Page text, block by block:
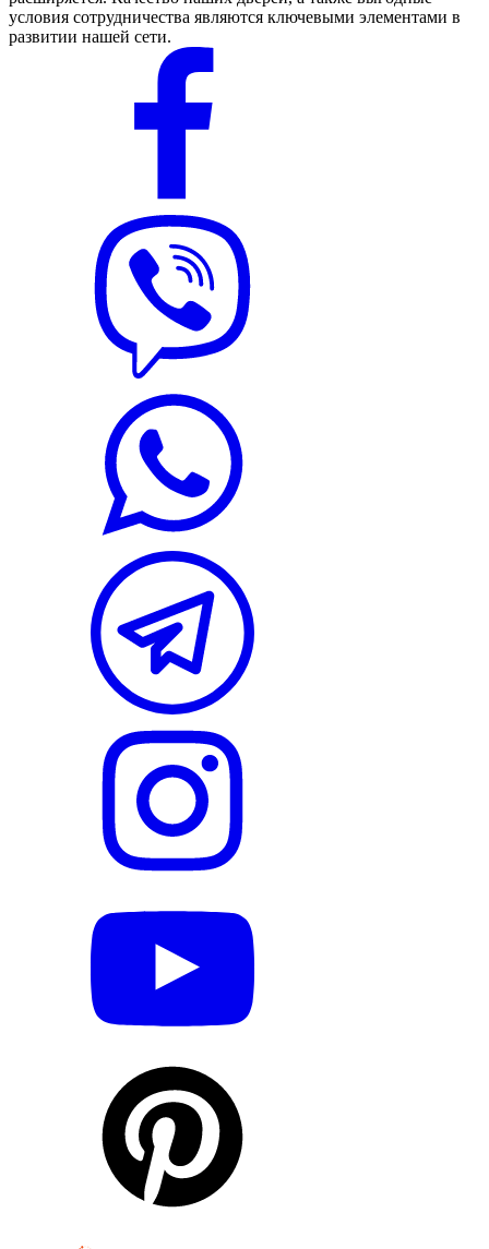
условия сотрудничества являются ключевыми элементами в
развитии нашей сети.